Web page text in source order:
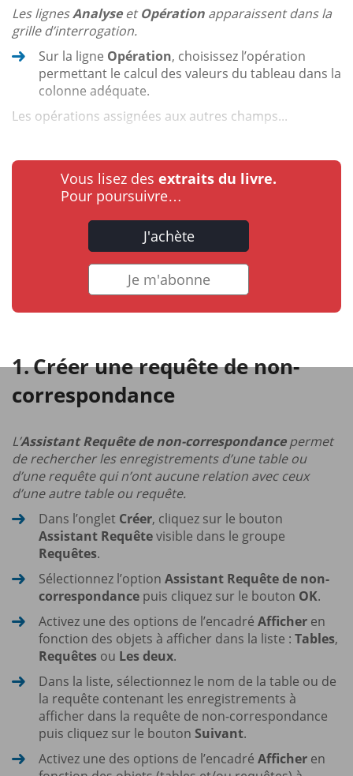
Les lignesAnalyseetOpération apparaissent dans la
grille d’interrogation.
Sur la ligne Opération, choisissez l’opération
permettant le calcul des valeurs du tableau dans la
colonne adéquate.
Les opérations assignées aux autres champs...
Vous lisez des extraits du livre.
Pour poursuivre…
J'achète
Je m'abonne
Créer une requête de non-
correspondance
L’Assistant Requête de non-correspondancepermet
de rechercher les enregistrements d’une table ou
d’une requête qui n’ont aucune relation avec ceux
d’une autre table ou requête.
Dans l’onglet Créer, cliquez sur le bouton
Assistant Requêtevisible dans le groupe
Requêtes.
Sélectionnez l’option Assistant Requête de non-
correspondance puis cliquez sur le bouton OK.
Activez une des options de l’encadré Afficher en
fonction des objets à afficher dans la liste : Tables,
Requêtes ou Les deux.
Dans la liste, sélectionnez le nom de la table ou de
la requête contenant les enregistrements à
afficher dans la requête de non-correspondance
puis cliquez sur le bouton Suivant.
Activez une des options de l’encadré Afficher en